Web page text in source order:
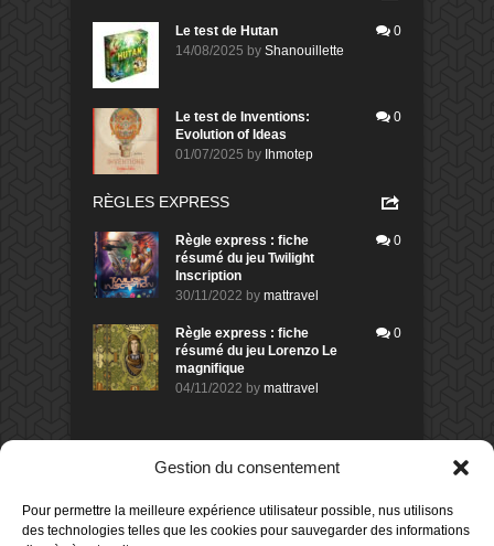
Gestion du consentement
Pour permettre la meilleure expérience utilisateur possible, nus utilisons
des technologies telles que les cookies pour sauvegarder des informations
Le test de Hutan
14/08/2025 by Shanouillette
0
Le test de Inventions:
Evolution of Ideas
01/07/2025 by Ihmotep
0
RÈGLES EXPRESS
Règle express : fiche
résumé du jeu Twilight
Inscription
30/11/2022 by mattravel
0
Règle express : fiche
résumé du jeu Lorenzo Le
magnifique
04/11/2022 by mattravel
0
DERNIERS AVIS DES MEMBRES
Avis de morlockbob
Sur le jeu Collect!
il y a 21 heures